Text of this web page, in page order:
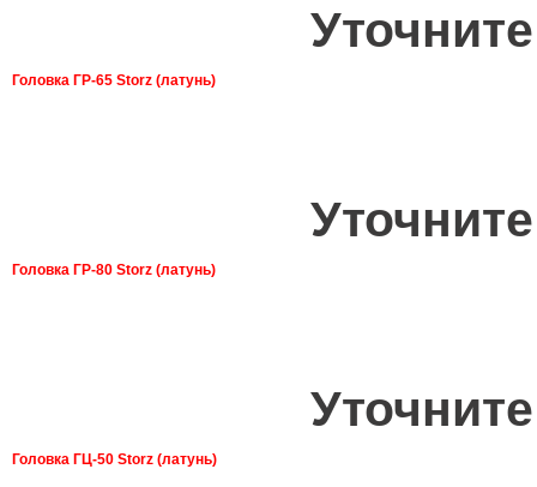
Головка ГР-65 Storz (латунь)
Головка ГР-80 Storz (латунь)
Головка ГЦ-50 Storz (латунь)